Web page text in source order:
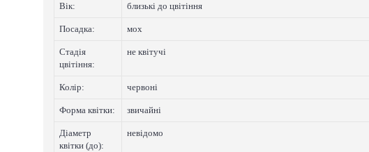
Вік: близькі до цвітіння
Посадка: мох
Стадія
цвітіння:
не квітучі
Колip: червоні
Форма квітки: звичайні
Діаметр
квітки (до):
невідомо